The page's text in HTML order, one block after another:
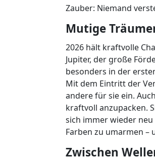
Zauber: Niemand
Mutige
2026 hält kraftvolle
Jupiter, der große
besonders in der
Mit dem Eintritt der
andere für sie ein.
kraftvoll anzupacken.
sich immer wieder neu
Farben zu umarmen –
Zwischen